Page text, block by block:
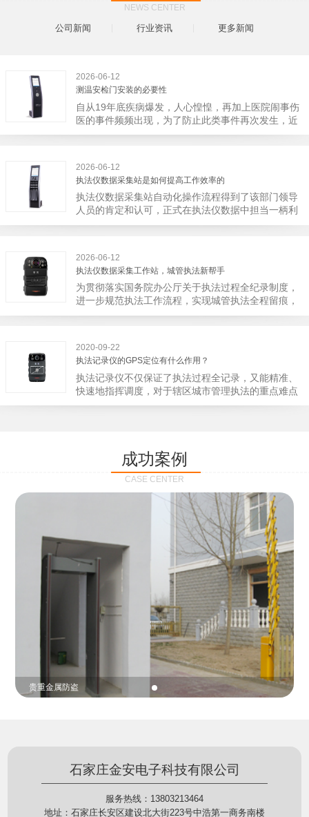
NEWS CENTER
公司新闻 行业资讯 更多新闻
2026-06-12
测温安检门安装的必要性
自从19年底疾病爆发，人心惶惶，再加上医院闹事伤
医的事件频频出现，为了防止此类事件再次发生，近
日，广西南宁市卫建委发出通知，要求当地市属各三
大体只有两个，其一，安装安检门是否会激化矛盾。
其二，安装安检门可以防范于未然。1月6号当天，南
宁市第二医院刚试行安检的首日，检查出10多把各类
刀具和一把管制类刀具。近来伤医事件屡屡发生，安
装安检门可以缓解医生安全感不足的问题，同时安检
2026-06-12
执法仪数据采集站是如何提高工作效率的
执法仪数据采集站自动化操作流程得到了该部门领导
人员的肯定和认可，正式在执法仪数据中担当一柄利
剑。 执法仪数据采集站对于执法仪数据资料的管理
备能自动读取目标对象，并同步到采集站中，此外设
备具有断点续传的功能，如果碰到网络故障，可以从
已经上传或下载的部分开始继续上传下载未完成的部
分，而没有必要从头开始上传下载，能节省时间，提
高速度。再者待数据传输完毕之后，执法仪数据采集
下次直接使用，提高执法仪数据效率。执法仪数据采
集站还具有强大的数据存储管理系统，后台统计不同
上传时段、不同重要级别的数据，将统计结果以图表
或者报表的形式呈现；设备设置有用户操作权限管
理，自动将用户警员编号与执法仪编号绑定，保障数
据的合法性，同时系统可设置每个警员的权限，明确
2026-06-12
执法仪数据采集工作站，城管执法新帮手
为贯彻落实国务院办公厅关于执法过程全纪录制度，
进一步规范执法工作流程，实现城管执法全程留痕，
深入推进执法队伍规范化建设，给城管执法工作添加
止了双方矛盾的发生。现在有了执法仪数据采集工作
站，执法队员的担忧便得到有效的解决。每个采集工
作站可支持多台执法记录仪设备同时上传数据，队员
当天使用当天上传，通过数据线接入到采集工作站，
它会自动读取所有的视频、音频、图片、日志等信
作站也能自动为执法记录仪充充电、校校时，做执法
记录仪的贴心小"保姆"。随着群众法律意识的逐步提
高，行政执法行为更加"阳光、透明"，通过工作站可
以随时调取证据视频，精准查阅现场资料，直戳了当
的展示给行政相对人看，有效的减少了行政相对人对
城管执法行为的误解，树立了执法的公信力。
2020-09-22
执法记录仪的GPS定位有什么作用？
执法记录仪不仅保证了执法过程全记录，又能精准、
快速地指挥调度，对于辖区城市管理执法的重点难点
也能一目了然，在城市管理工作信息化中发挥着重要
定位模块，可通过移动网络将位置信息实时发送到监
控中心，在平台的电子地图上显示出设备的具体位
置，实时查看执法人员到岗情况及根据执法环境迅速
调配周边执法人员。同时，内置NFC芯片，可支持身
份证查验等拓展功能，在实战中发挥着重要的作用，
能广泛应用于交警公安执法、卫生监督、城管执法、
海关执法、路政、质量监督、林业园林、消防、质量
监督、公路铁路等各个领域。
成功案例
CASE CENTER
贵重金属防盗
石家庄金安电子科技有限公司
服务热线：13803213464
地址：石家庄长安区建设北大街223号中浩第一商务南楼